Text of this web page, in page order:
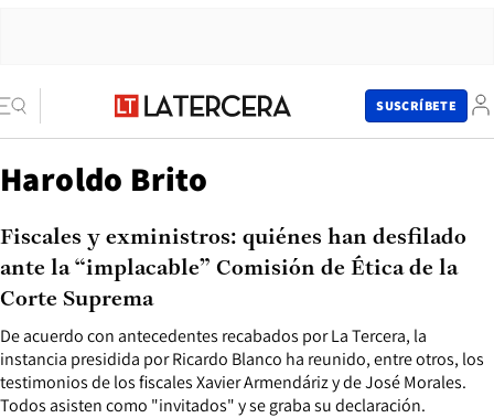
SUSCRÍBETE
Haroldo Brito
De acuerdo con antecedentes recabados por La Tercera, la
instancia presidida por Ricardo Blanco ha reunido, entre otros, los
testimonios de los fiscales Xavier Armendáriz y de José Morales.
Todos asisten como "invitados" y se graba su declaración.
Fiscales y exministros: quiénes han desfilado
ante la “implacable” Comisión de Ética de la
Corte Suprema